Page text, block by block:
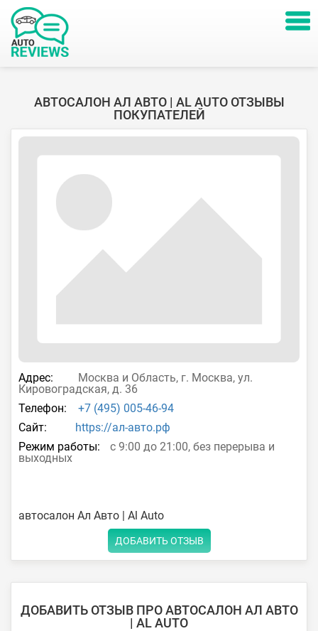
АВТОСАЛОН АЛ АВТО | AL AUTO ОТЗЫВЫ
ПОКУПАТЕЛЕЙ
Адрес:
Москва и Область, г. Москва, ул.
Кировоградская, д. 36
Телефон:
+7 (495) 005-46-94
Сайт:
https://ал-авто.рф
Режим работы:
с 9:00 до 21:00, без перерыва и
выходных
автосалон Ал Авто | Al Auto
ДОБАВИТЬ ОТЗЫВ
ДОБАВИТЬ ОТЗЫВ ПРО АВТОСАЛОН АЛ АВТО
| AL AUTO